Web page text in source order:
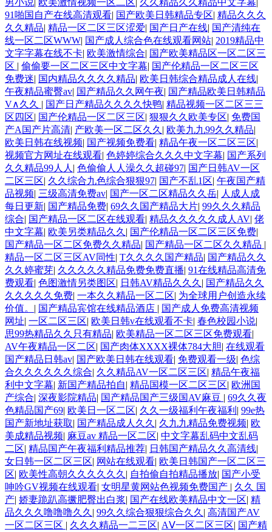
男小说 欧美激情视频一区二区 久久精品久久精品中文字幕
91啪国自产在线高清观看| 国产欧美日韩精品专区| 精品久久久
久久精品| 精品一区二区三区涩爱| 国产日产在线| 国产清纯在
线一区二区WWW| 国产成人综合色在线观看网站| 2019精品中
文字字幕在线不卡| 欧美激情综合| 国产欧美精品区一区二区三
区 | 偷偷要一区二区三区中文字幕| 国产伦精品一区二区三区
免费迷| 国内精品久久久久精品| 欧美日韩综合精品成人在线|
午夜精品蜜臀av| 国产精品久久网午夜| 国产精品欧美日韩精品
V∧久久 | 国产日产精品久久久久快鸭| 精品视频一区二区三三
区四区| 国产伦精品一区二区三区| 狠狠久久欧美专区| 免费国
产A国产片高清| 产欧美一区二区久久 | 欧美九九99久久精品|
欧美日韩在线视频| 国产视频免费看| 精品午夜一区二区三区|
视频官方网址在线观看| 色婷婷综合久久久中文字幕| 国产系列
久久精品99人人 | 色偷偷人人澡久久超碰97| 国产日韩AV一区
二区三区| 久久综合九色综合狠狠97| 国产不乱1区| 午夜国产精
品视频| 三级高清免费av| 国产一区二区精品久久岳| 人成人成
每日更新| 国产精品免费| 69久久国产精品大片| 99久久久精品
综合| 国产精品一区二区在线观看| 精品久久久久久成人AV| 佬
中文字幕| 欧美另类精品久久 | 国产伦精品一区二区三区免费|
国产精品一区二区免费久久精品| 国产精品一区二区久久精品 |
精品一区二区三区AV同性| T久久久久国产精品| 国产精品久久
久久婷蜜芽| 久久久久久精品免费免费直播| 91在线精品高清免
费观看| 色图激情另类图区| 日韩AV精品久久久 | 国产精品久久
久久久久久免费| 一本久久精品一区二区| 为全球用户创造永续
价值。 | 国产精品宾馆在线精品酒店 | 国产成人免费高清视频
网址| 一区二区三区| 欧美日韩v在线观看不卡| 春色校园小说|
思99热精品久久只有精品| 欧美精品一区二区三区免费观看|
AV午夜精品一区二区| 国产肉体XXXX裸体784大胆| 在线观看
国产精品日韩av| 国产欧美日韩在线观看| 免费观看一级| 色综
合久久久久久久综合| 久久精品AV一区二区三区| 精品午夜福
利中文字幕| 新国产精品拍自| 精品国模一区二区三区| 欧洲国
产综合| 深夜影院精品| 国产精品国产三级国AV麻豆 | 69久久夜
色精品国产69| 欧美日一区二区| 久久一级福利午夜福利 | 99e热
国产新地址获取| 国产精品成人久久 | 久九九精品免费视频| 欧
美成精品视频| 麻豆av 精品一区二区| 中文字幕乱码中文乱码
二区| 精品国产午夜福利精品推荐| 日韩国产精品久久高清线|
女日韩一区二区三区| 网站在线观看| 欧美日韩国产一区二区三
区| 欧美性高朝久久久久久久 | 自拍偷自拍精品播放| 国产小受
呻吟GV视频在线观看| 女明星黄网站色视频免费国产 | 久久 国
产| 娇妻跪趴高撅肥臀出白浆| 国产在线欧美精品中文一区| 精
品久久久噜噜噜久久 | 99久久综合狠狠综合久久 | 高清国产AV
一区二区三区 | 久久久精品一二三区| AⅤ一区二区三区| 国产精